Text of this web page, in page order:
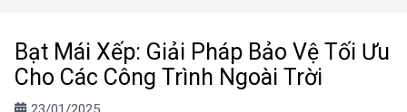
Bạt Mái Xếp: Giải Pháp Bảo Vệ Tối Ưu
Cho Các Công Trình Ngoài Trời